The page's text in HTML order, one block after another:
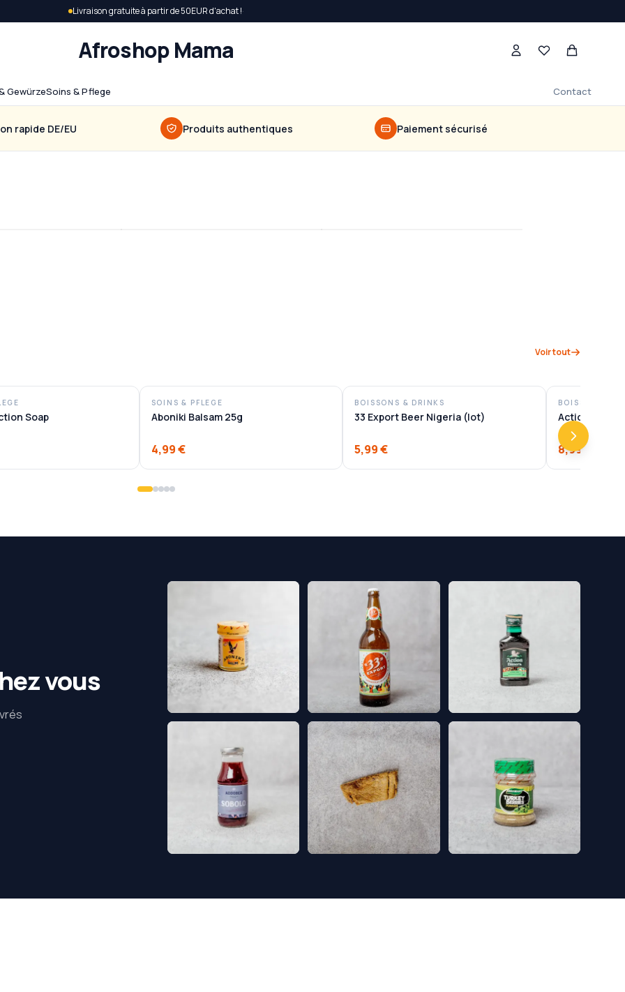
Livraison gratuite à partir de 50EUR d'achat !·
Afroshop Mama
GewürzeSoins & Pflege Contact
rapide DE/EU Produits authentiques Paiement sécurisé
Voir tout
Soap
SOINS & PFLEGE
Aboniki Balsam 25g
4,99 €
BOISSONS & DRINKS
33 Export Beer Nigeria (lot)
5,99 €
BOISSONS &
Action
8,99 €
vous